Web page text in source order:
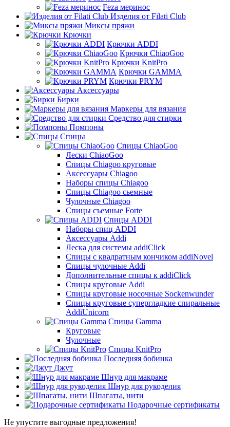
Feza меринос
Изделия от Filati Club
Миксы пряжи
Крючки
Крючки ADDI
Крючки ChiaoGoo
Крючки KnitPro
Крючки GAMMA
Крючки PRYM
Аксессуары
Бирки
Маркеры для вязания
Средство для стирки
Помпоны
Спицы
Спицы ChiaoGoo
Лески ChiaoGoo
Cпицы Сhiagoo круговые
Аксессуары Chiagoo
Наборы спицы Chiagoo
Спицы Chiagoo сьемные
Чулочные Chiagoo
Спицы съемные Forte
Спицы ADDI
Наборы спиц ADDI
Аксессуары Addi
Леска для системы addiClick
Спицы с квадратным кончиком addiNovel
Спицы чулочные Addi
Дополнительные спицы к addiClick
Спицы круговые Addi
Спицы круговые носочные Sockenwunder
Спицы круговые супергладкие спиральные
AddiUnicorn
Спицы Gamma
Круговые
Чулочные
Спицы KnitPro
Последняя бобинка
Джут
Шнур для макраме
Шнур для рукоделия
Шпагаты, нити
Подарочные сертификаты
Не упустите выгодные предложения!